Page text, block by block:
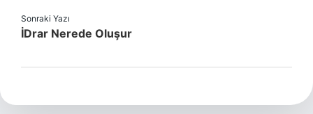
Sonraki Yazı
İDrar Nerede Oluşur